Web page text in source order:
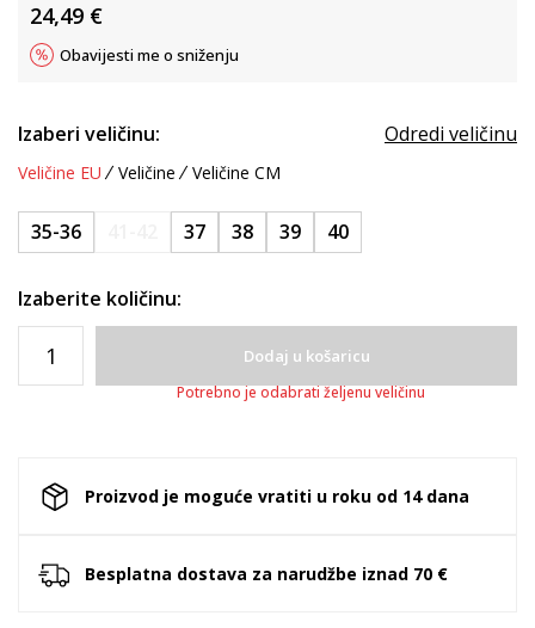
24,49 €
Obavijesti me o sniženju
Izaberi veličinu: Odredi veličinu
Veličine EU Veličine Veličine CM
35-36 37 38 39 40
Izaberite količinu:
Dodaj u košaricu
Potrebno je odabrati željenu veličinu
Proizvod je moguće vratiti u roku od 14 dana
Besplatna dostava za narudžbe iznad 70 €